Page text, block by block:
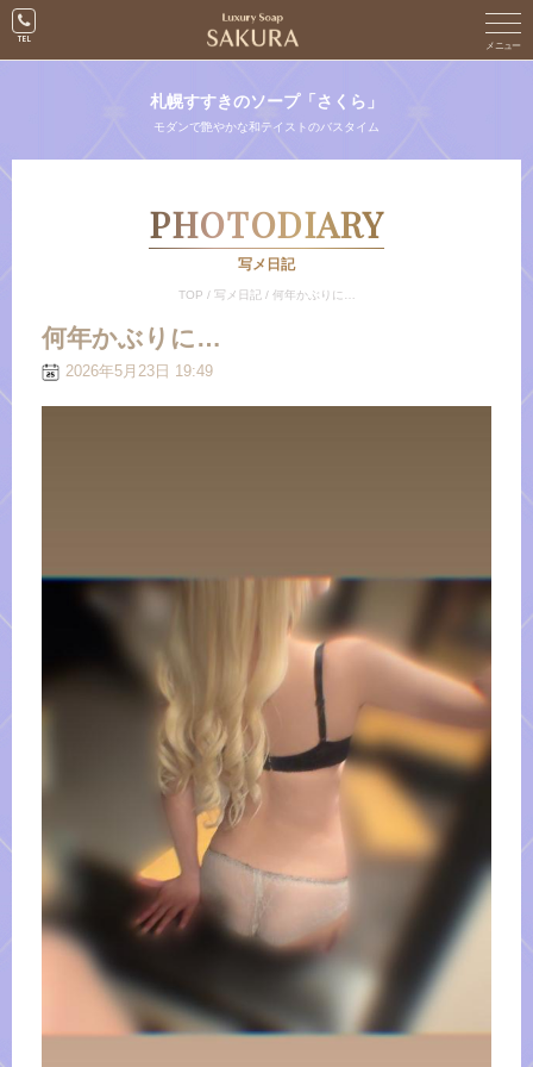
札幌すすきのソープ「さくら」
モダンで艶やかな和テイストのバスタイム
PHOTODIARY
写メ日記
TOP / 写メ日記 / 何年かぶりに…
何年かぶりに…
2026年5月23日 19:49